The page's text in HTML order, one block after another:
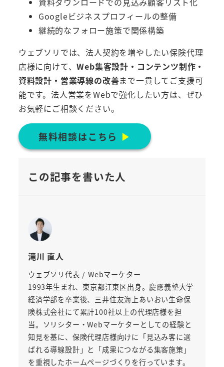
Googleビジネスプロフィールの整備
継続的なフォロー施策で関係構築
ウェブソリでは、法人契約を増やしたい保険代理
店様に向けて、Web集客設計・コンテンツ制作・
資料設計・営業導線の改善まで一貫してご支援可
能です。法人営業をWebで強化したい方は、ぜひ
お気軽にご相談ください。
無料相談はこちら ▶︎
この記事を書いた人
滝川 直人
ウェブソリ代表 / Webマーケター
1993年生まれ、東京都江東区出身。慶應義塾大学
経済学部を卒業後、三井住友海上あいおい生命保
険株式会社にて累計100社以上の代理店様を担
当。ソリシター・Webマーケターとしての経験と
知見を基に、保険代理店様向けに「見込み客に選
ばれる導線設計」と「成果につながる集客施策」
を重視したホームページづくりを行っています。